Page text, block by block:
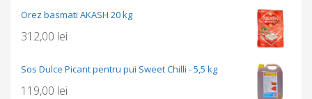
Orez basmati AKASH 20 kg
312,00 lei
Sos Dulce Picant pentru pui Sweet Chilli - 5,5 kg
119,00 lei